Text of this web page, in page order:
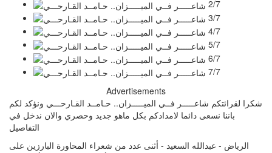
2/7
3/7
4/7
5/7
6/7
7/7
Advertisements
شكرا لقرائتكم شاعـــــر فــي الميـــــزان.. حـامــد القـارحـــي ونؤكد لكم
باننا نسعى دائما لامدادكم بكل ماهو جديد وحصري والان ندخل في
التفاصيل
الرياض - عبدالله السعيد - أثنى عدد من شعراء المحاورة البارزين على